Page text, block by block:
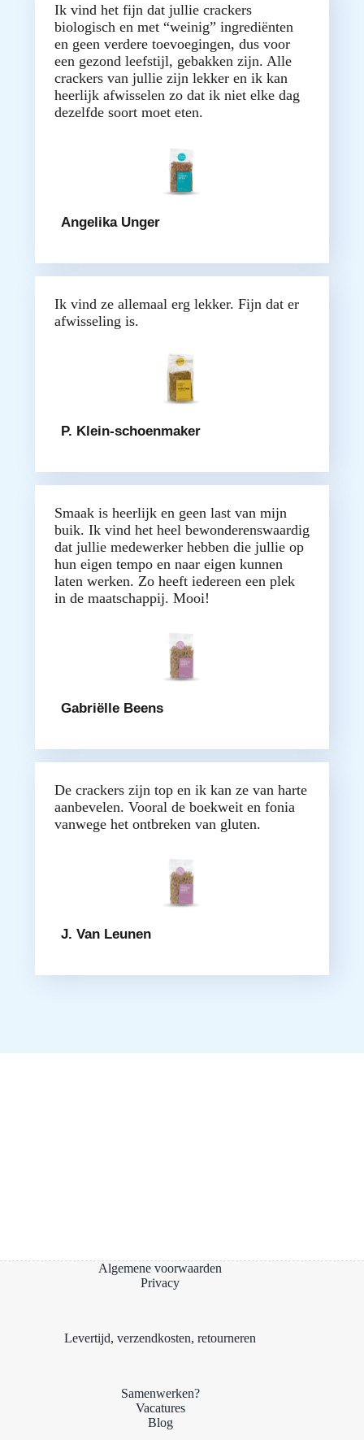
Ik vind het fijn dat jullie crackers
biologisch en met “weinig” ingrediënten
en geen verdere toevoegingen, dus voor
een gezond leefstijl, gebakken zijn. Alle
crackers van jullie zijn lekker en ik kan
heerlijk afwisselen zo dat ik niet elke dag
dezelfde soort moet eten.
Angelika Unger
Ik vind ze allemaal erg lekker. Fijn dat er
afwisseling is.
P. Klein-schoenmaker
Smaak is heerlijk en geen last van mijn
buik. Ik vind het heel bewonderenswaardig
dat jullie medewerker hebben die jullie op
hun eigen tempo en naar eigen kunnen
laten werken. Zo heeft iedereen een plek
in de maatschappij. Mooi!
Gabriëlle Beens
De crackers zijn top en ik kan ze van harte
aanbevelen. Vooral de boekweit en fonia
vanwege het ontbreken van gluten.
J. Van Leunen
Algemene voorwaarden
Privacy
Levertijd, verzendkosten, retourneren
Samenwerken?
Vacatures
Blog